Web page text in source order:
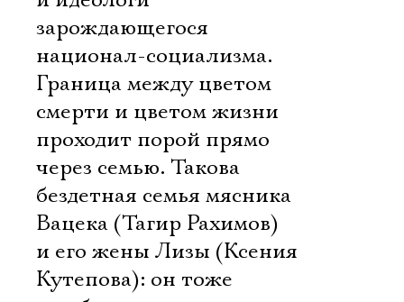
зарождающегося
национал-социализма.
Граница между цветом
смерти и цветом жизни
проходит порой прямо
через семью. Такова
бездетная семья мясника
Вацека (Тагир Рахимов)
и его жены Лизы (Ксения
Кутепова): он тоже